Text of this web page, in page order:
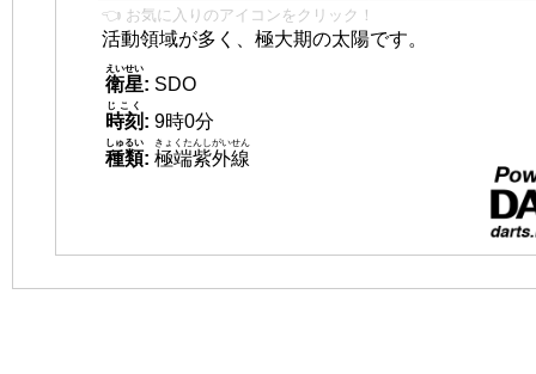
👈 お気に入りのアイコンをクリック！
活動領域が多く、極大期の太陽です。
衛星
えいせい
: SDO
時刻
じこく
: 9時0分
種類
しゅるい
: 極端紫外線
きょくたんしがいせん